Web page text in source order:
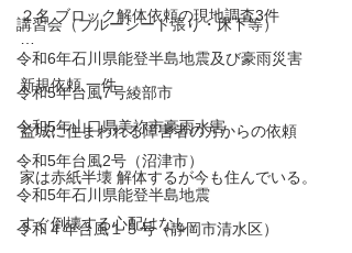
講習会（ブルーシート張り・床下等）
令和6年石川県能登半島地震及び豪雨災害
令和5年台風7号綾部市
令和5年山口県美祢市豪雨水害
令和5年台風2号（沼津市）
令和5年石川県能登半島地震
令和４年台風１５号（静岡市清水区）
２名 ブロック解体依頼の現地調査3件
新規依頼 一件
益城に住まわれる障害者の方からの依頼
家は赤紙半壊 解体するが今も住んでいる。
すぐ倒壊する心配はなし。